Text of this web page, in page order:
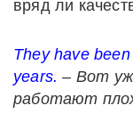
вряд ли
They have been
years. – Вот
работают